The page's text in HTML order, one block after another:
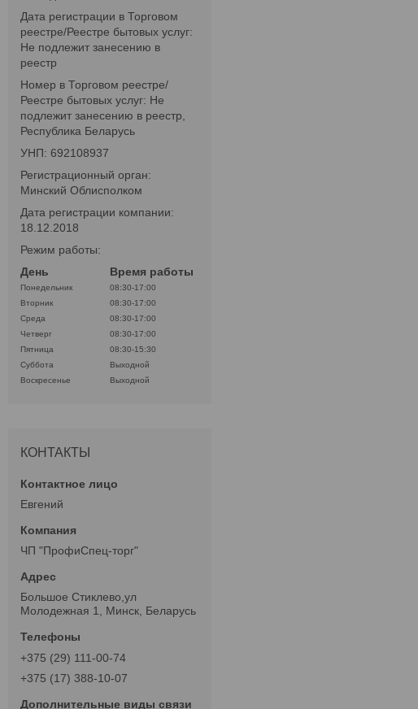
Дата регистрации в Торговом
реестре/Реестре бытовых услуг:
Не подлежит занесению в
реестр
Номер в Торговом реестре/
Реестре бытовых услуг: Не
подлежит занесению в реестр,
Республика Беларусь
УНП: 692108937
Регистрационный орган:
Минский Облисполком
Дата регистрации компании:
18.12.2018
Режим работы:
День
Время работы
Понедельник
08:30-17:00
Вторник
08:30-17:00
Среда
08:30-17:00
Четверг
08:30-17:00
Пятница
08:30-15:30
Суббота
Выходной
Воскресенье
Выходной
КОНТАКТЫ
Евгений
ЧП "ПрофиСпец-торг"
Большое Стиклево,ул
Молодежная 1, Минск, Беларусь
+375 (29) 111-00-74
+375 (17) 388-10-07